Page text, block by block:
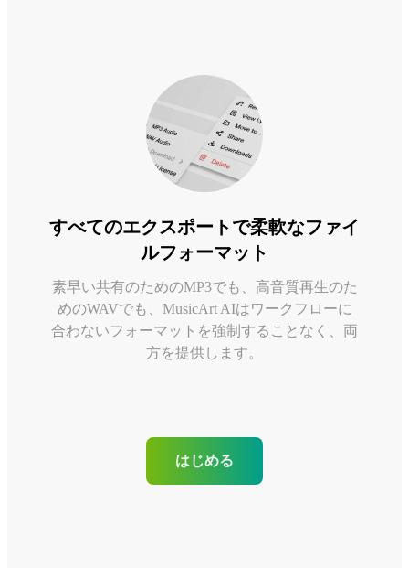
すべてのエクスポートで柔軟なファイ
ルフォーマット
素早い共有のためのMP3でも、高音質再生のた
めのWAVでも、MusicArt AIはワークフローに
合わないフォーマットを強制することなく、両
方を提供します。
はじめる